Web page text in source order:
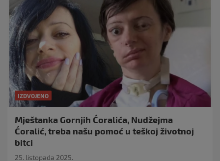
IZDVOJENO
Mještanka Gornjih Ćoralića, Nudžejma
Ćoralić, treba našu pomoć u teškoj životnoj
bitci
25. listopada 2025.